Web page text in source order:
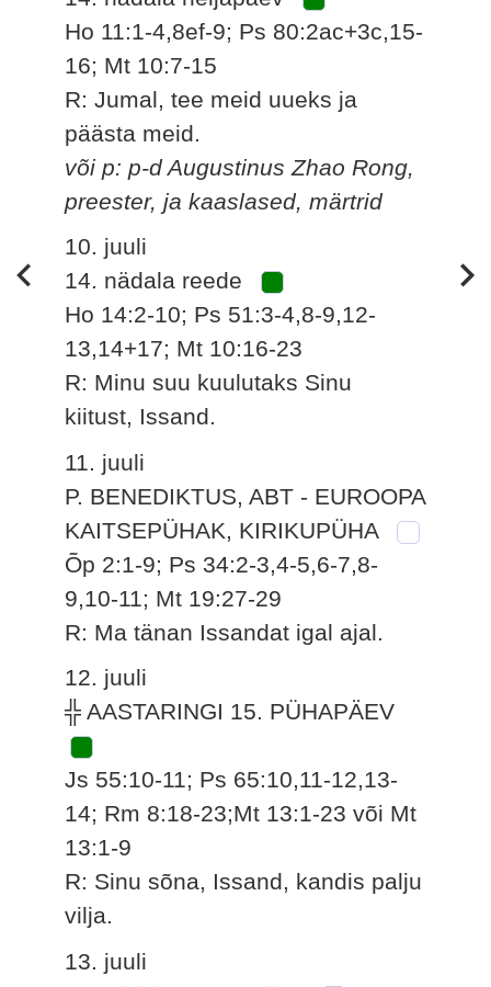
Ho 11:1-4,8ef-9; Ps 80:2ac+3c,15-
16; Mt 10:7-15
R: Jumal, tee meid uueks ja
päästa meid.
või p: p-d Augustinus Zhao Rong,
preester, ja kaaslased, märtrid
10. juuli
14. nädala reede
Ho 14:2-10; Ps 51:3-4,8-9,12-
13,14+17; Mt 10:16-23
R: Minu suu kuulutaks Sinu
kiitust, Issand.
11. juuli
P. BENEDIKTUS, ABT - EUROOPA
KAITSEPÜHAK, KIRIKUPÜHA
Õp 2:1-9; Ps 34:2-3,4-5,6-7,8-
9,10-11; Mt 19:27-29
R: Ma tänan Issandat igal ajal.
12. juuli
╬ AASTARINGI 15. PÜHAPÄEV
Js 55:10-11; Ps 65:10,11-12,13-
14; Rm 8:18-23;Mt 13:1-23 või Mt
13:1-9
R: Sinu sõna, Issand, kandis palju
vilja.
13. juuli